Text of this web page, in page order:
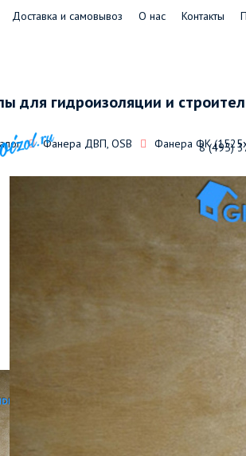
Доставка и самовывоз О нас Контакты
для гидроизоляции и
8 (495)
Фанера ДВП, OSB Фанера ФК